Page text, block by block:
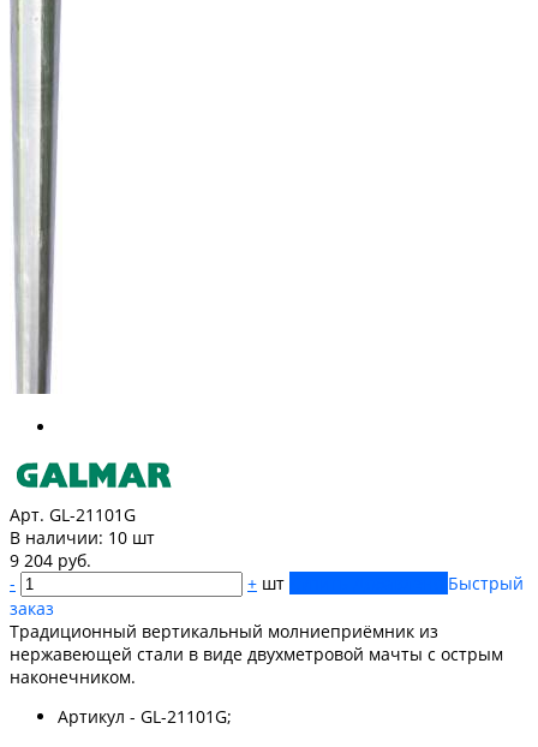
Арт. GL-21101G
В наличии: 10 шт
9 204 руб.
-
+ шт
Быстрый
заказ
Традиционный вертикальный молниеприёмник из
нержавеющей стали в виде двухметровой мачты с острым
наконечником.
Артикул - GL-21101G;